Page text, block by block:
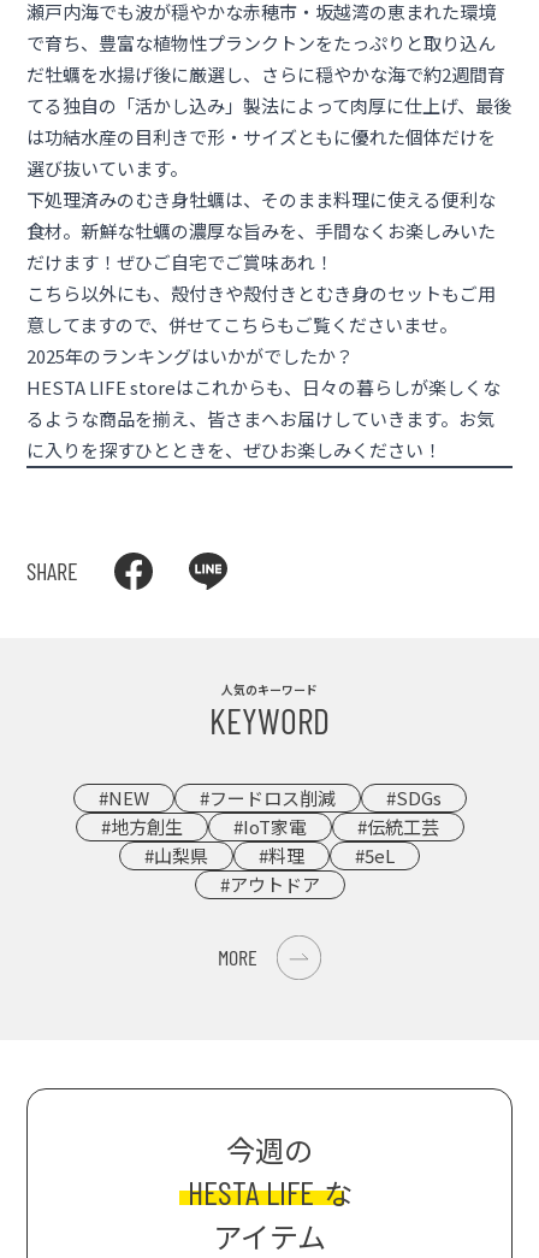
瀬戸内海でも波が穏やかな赤穂市・坂越湾の恵まれた環境
で育ち、豊富な植物性プランクトンをたっぷりと取り込ん
だ牡蠣を水揚げ後に厳選し、さらに穏やかな海で約2週間育
てる独自の「活かし込み」製法によって肉厚に仕上げ、最後
は功結水産の目利きで形・サイズともに優れた個体だけを
選び抜いています。
下処理済みのむき身牡蠣は、そのまま料理に使える便利な
食材。新鮮な牡蠣の濃厚な旨みを、手間なくお楽しみいた
だけます！ぜひご自宅でご賞味あれ！
こちら以外にも、殻付きや殻付きとむき身のセットもご用
意してますので、併せてこちらもご覧くださいませ。
2025年のランキングはいかがでしたか？
HESTA LIFE storeはこれからも、日々の暮らしが楽しくな
るような商品を揃え、皆さまへお届けしていきます。お気
に入りを探すひとときを、ぜひお楽しみください！
SHARE
人気のキーワード
KEYWORD
#NEW #フードロス削減
#SDGs
#地方創生
#IoT家電
#伝統工芸
#山梨県
#料理
#5eL
#アウトドア
MORE
今週の
HESTA LIFE な
アイテム